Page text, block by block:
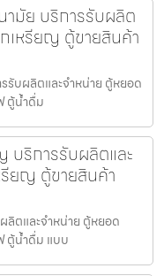
ามัย บริการรับผลิต
เหรียญ ตู้ขายสินค้า
รับผลิตและจำหน่าย ตู้หยอด
ตู้น้ำดื่ม
บริการรับผลิตและ
ยญ ตู้ขายสินค้า
ตและจำหน่าย ตู้หยอด
ตู้น้ำดื่ม แบบ